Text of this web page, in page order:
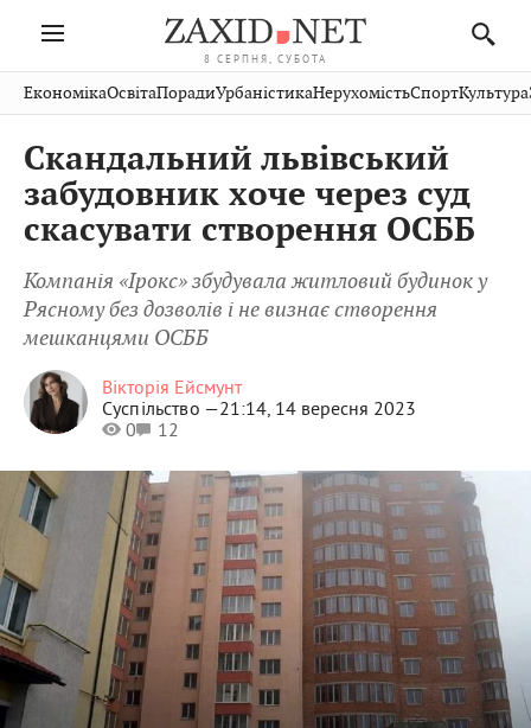
8 СЕРПНЯ, СУБОТА
Івано-
Франківськ
Волинь
Закарпаття
Рівне
Чернівці
Шептицький
Стрий
Хмельницький
Публікації
Авто СловкоКультура
Кіно Дім СпортКраєзнавство
ФотоОсвітаНерухомість
Домашні
тварини
ЕкономікаОсвітаПорадиУрбаністикаНерухомістьСпортКультура
Скандальний львівський
забудовник хоче через суд
скасувати створення ОСББ
Компанія «Ірокс» збудувала житловий будинок у
Рясному без дозволів і не визнає створення
мешканцями ОСББ
Вікторія Ейсмунт
Суспільство —21:14, 14 вересня 2023
0
12